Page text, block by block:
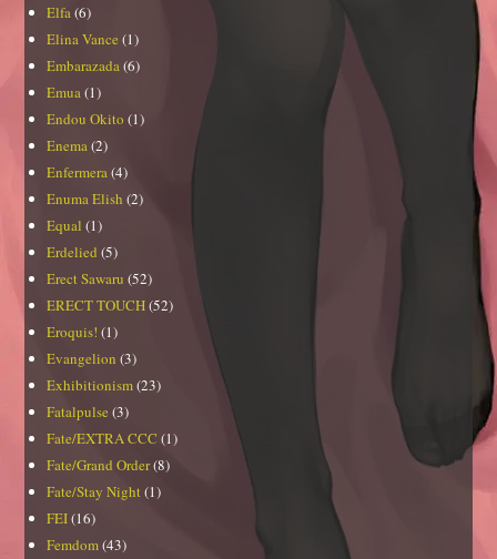
Elfa (6)
Elina Vance (1)
Embarazada (6)
Emua (1)
Endou Okito (1)
Enema (2)
Enfermera (4)
Enuma Elish (2)
Equal (1)
Erdelied (5)
Erect Sawaru (52)
ERECT TOUCH(52)
Eroquis! (1)
Evangelion (3)
Exhibitionism (23)
Fatalpulse (3)
Fate/EXTRA CCC (1)
Fate/Grand Order(8)
Fate/Stay Night (1)
FEI(16)
Femdom (43)